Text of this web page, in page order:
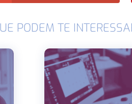
PODEM TE